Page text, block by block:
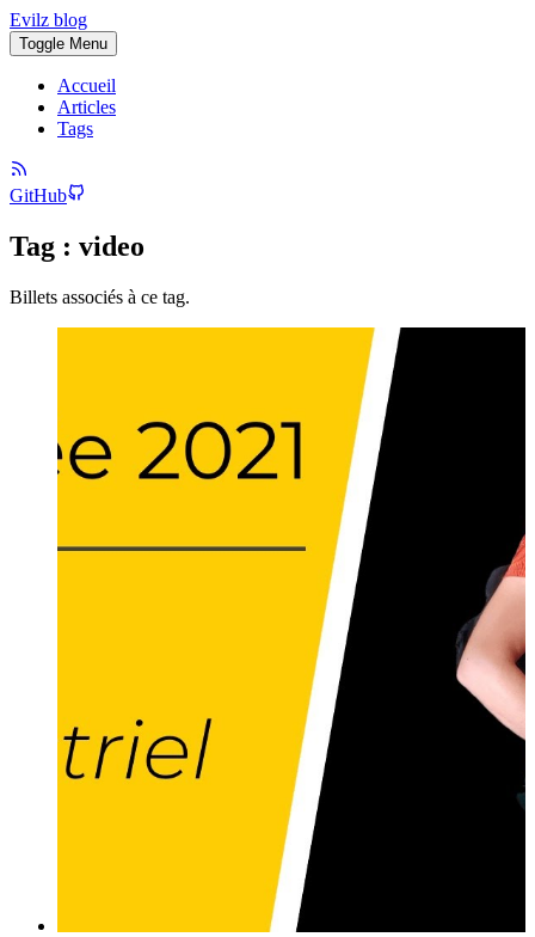
Evilz blog
Toggle Menu
Accueil
Articles
Tags
GitHub
Tag : video
Billets associés à ce tag.